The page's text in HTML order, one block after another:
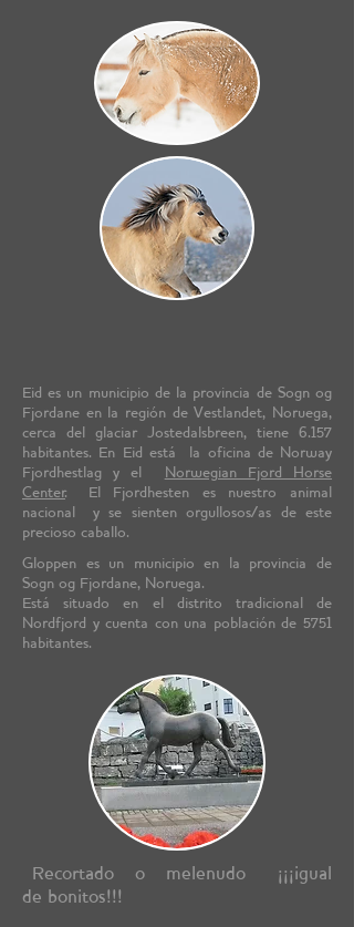
Eid es un municipio de la provincia de Sogn og
Fjordane en la región de Vestlandet, Noruega,
cerca del glaciar Jostedalsbreen, tiene 6.157
habitantes. En Eid está la oficina de Norway
Fjordhestlag y el Norwegian Fjord Horse
Center. "El Fjordhesten es nuestro animal
nacional" y se sienten orgullosos/as de este
precioso caballo.
Gloppen es un municipio en la provincia de
Sogn og Fjordane, Noruega.
Está situado en el distrito tradicional de
Nordfjord y cuenta con una población de 5751
habitantes.
"Recortado" o "melenudo" ¡¡¡igual
de bonitos!!!